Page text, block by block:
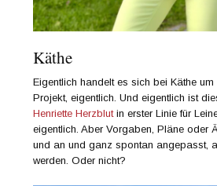
Käthe
Eigentlich handelt es sich bei Käthe
Projekt, eigentlich. Und eigentlich ist
Henriette Herzblutin erster Linie für
eigentlich. Aber Vorgaben, Pläne oder
und an und ganz spontan angepasst,
werden. Oder nicht?